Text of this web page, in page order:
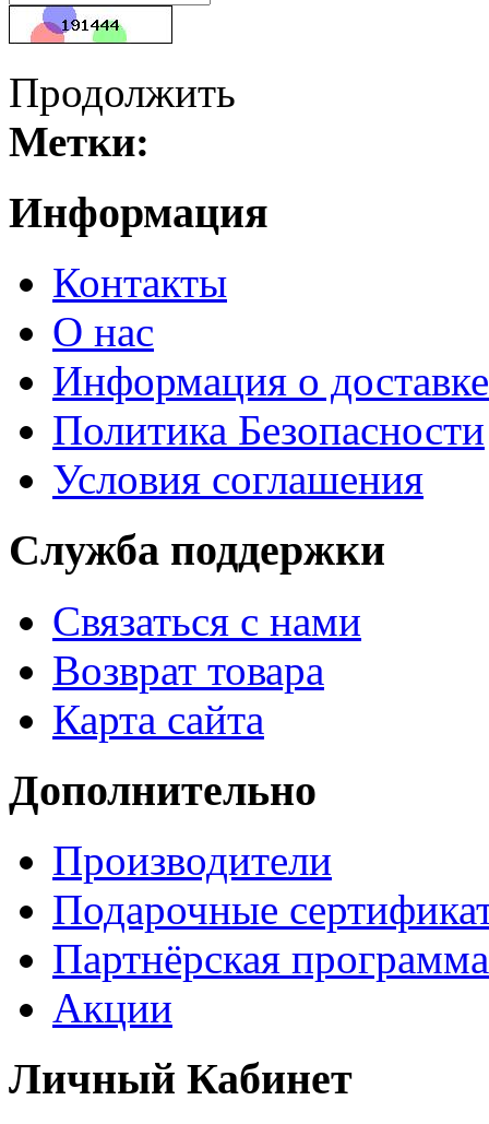
Продолжить
Метки:
Информация
Контакты
О нас
Информация о доставке
Политика Безопасности
Условия соглашения
Служба поддержки
Связаться с нами
Возврат товара
Карта сайта
Дополнительно
Производители
Подарочные
Партнёрская программа
Акции
Личный Кабинет